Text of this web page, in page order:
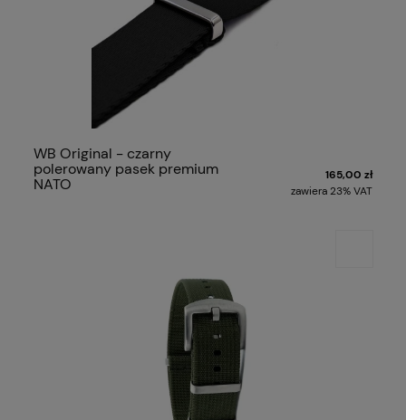
WB Original - czarny
polerowany pasek premium
NATO
165,00 zł
zawiera 23% VAT